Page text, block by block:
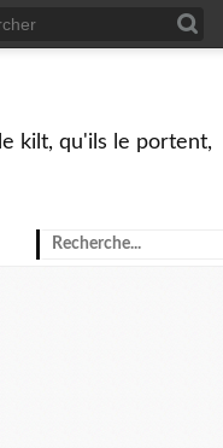
kilt, qu'ils le portent,